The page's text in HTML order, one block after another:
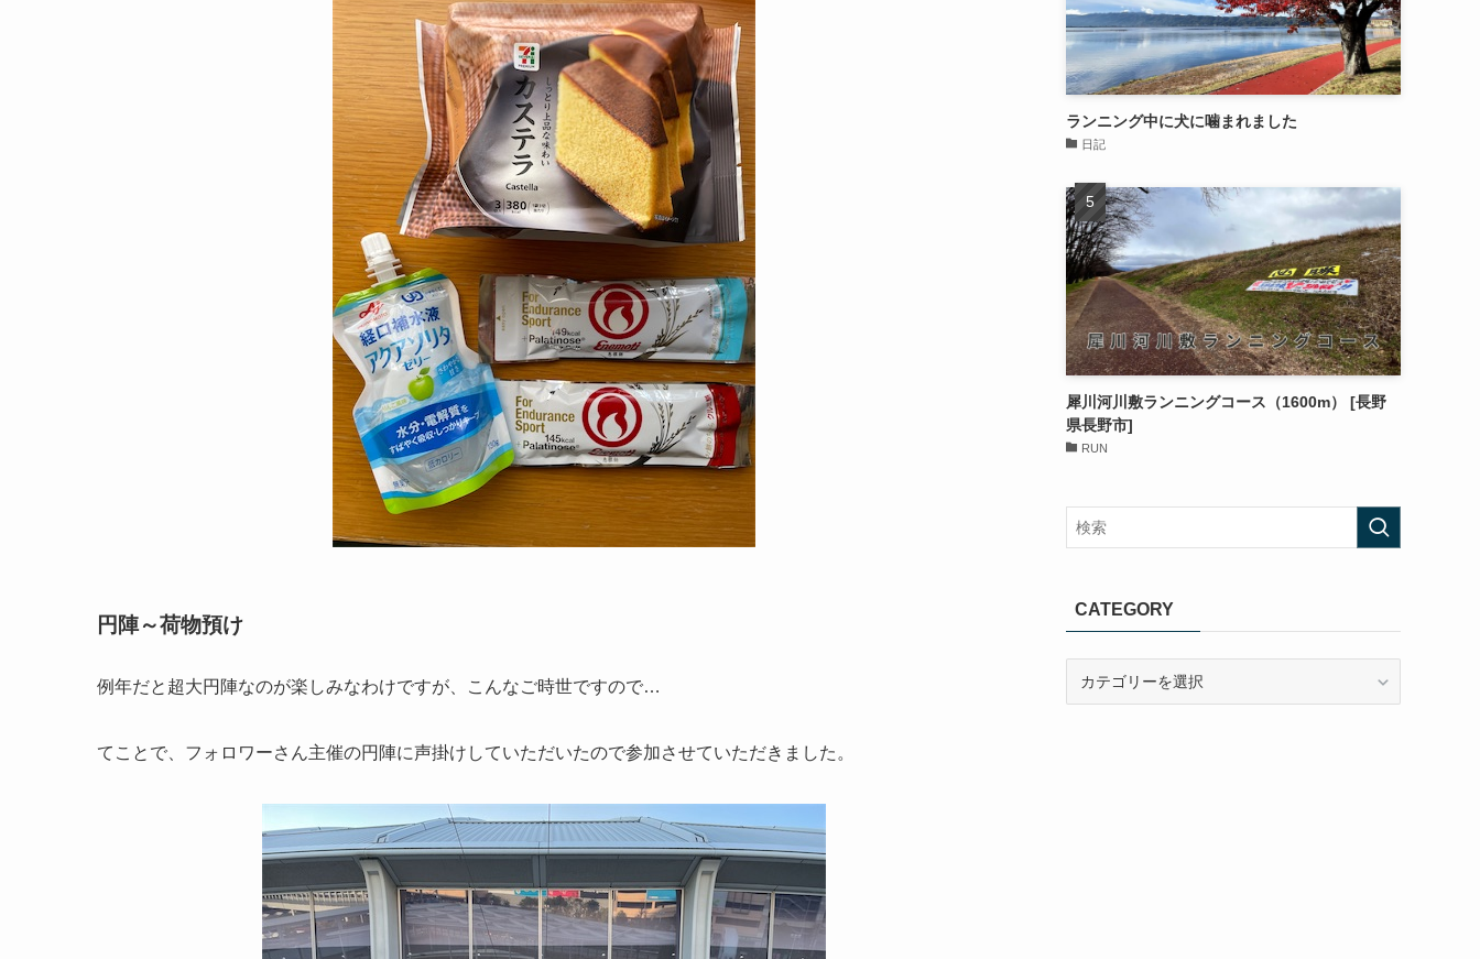
円陣～荷物預け
例年だと超大円陣なのが楽しみなわけですが、こんなご時世ですので…
てことで、フォロワーさん主催の円陣に声掛けしていただいたので参加させていただきました。
ランニング中に犬に噛まれました
日記
犀川河川敷ランニングコース（1600m） [長野
県長野市]
RUN
CATEGORY